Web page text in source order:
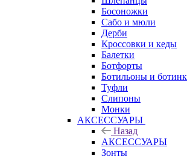
Босоножки
Сабо и мюли
Дерби
Кроссовки и кеды
Балетки
Ботфорты
Ботильоны и
Туфли
Слипоны
Монки
АКСЕССУАРЫ
Назад
АКСЕССУАРЫ
Зонты